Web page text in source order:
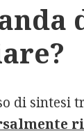
di sintesi